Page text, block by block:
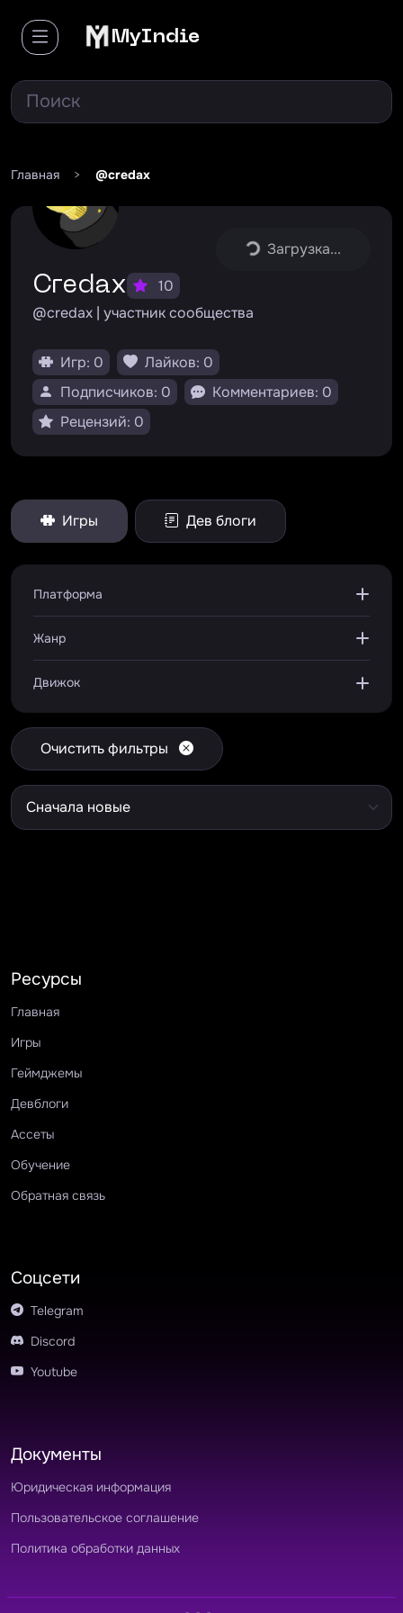
MyIndie
Главная > @credax
Загрузка...
Credax
10
@credax | участник сообщества
Игр: 0
Лайков: 0
Подписчиков: 0
Комментариев: 0
Рецензий: 0
Игры Дев блоги
Платформа
Жанр
Движок
Очистить фильтры
Ресурсы
Главная
Игры
Геймджемы
Девблоги
Ассеты
Обучение
Обратная связь
Соцсети
Telegram
Discord
Youtube
Документы
Юридическая информация
Пользовательское соглашение
Политика обработки данных